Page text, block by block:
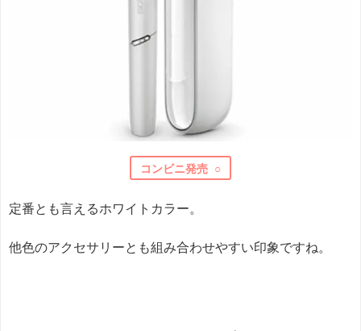
コンビニ発売 ○
定番とも言えるホワイトカラー。
他色のアクセサリーとも組み合わせやすい印象ですね。